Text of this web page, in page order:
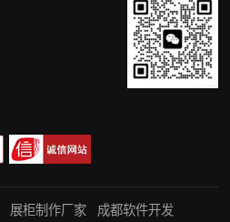
展柜制作厂家 成都软件开发